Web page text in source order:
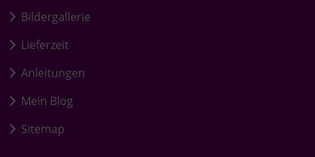
Bildergallerie
Lieferzeit
Anleitungen
Mein Blog
Sitemap